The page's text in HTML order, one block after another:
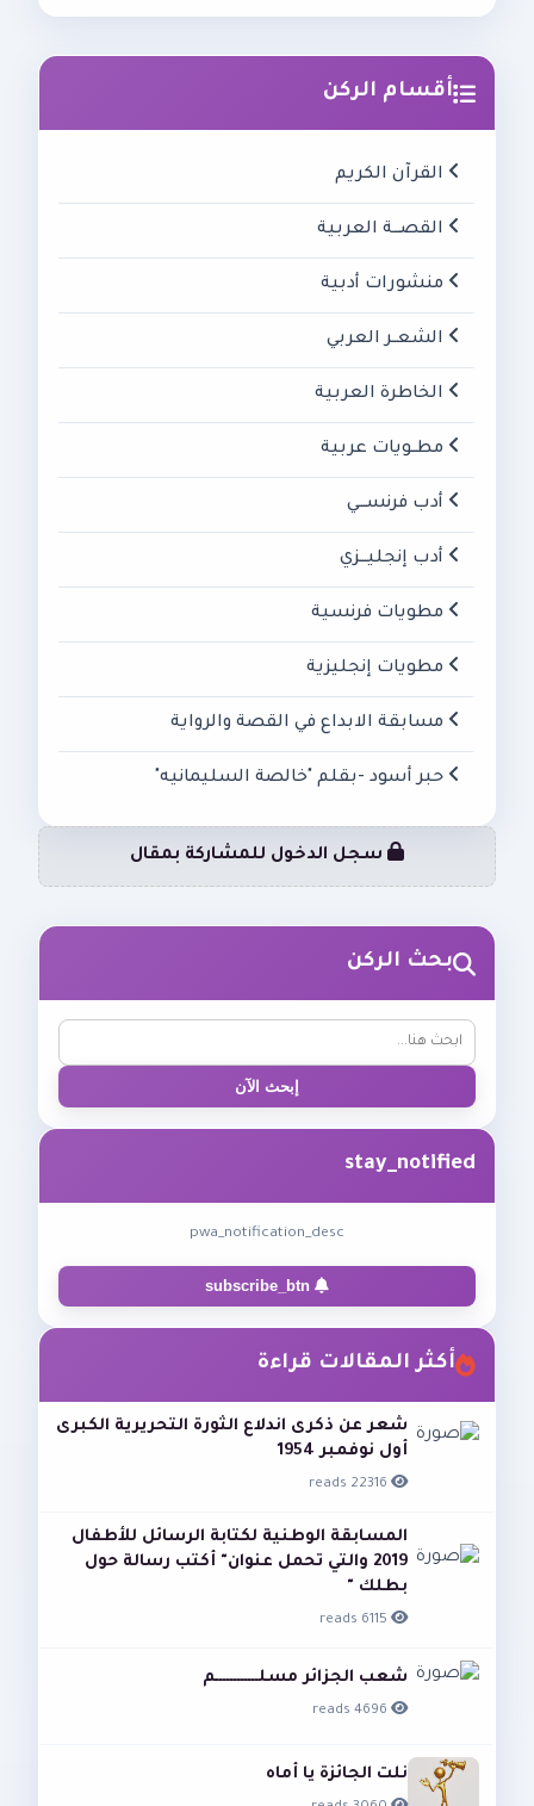
أقسام الركن
القرآن الكريم
القصـــة العربية
منشورات أدبية
الشعــر العربي
الخاطرة العربية
مطــويات عربية
أدب فرنســـي
أدب إنجليـــزي
مطويات فرنسية
مطويات إنجليزية
مسابقة الابداع في القصة والرواية
حبر أسود -بقلم "خالصة السليمانيه"
سجل الدخول للمشاركة بمقال
بحث الركن
إبحث الآن
stay_notified
pwa_notification_desc
أكثر المقالات قراءة
شعر عن ذكرى اندلاع الثورة التحريرية الكبرى
أول نوفمبر 1954
المسابقة الوطنية لكتابة الرسائل للأطفال
2019 والتي تحمل عنوان" أكتب رسالة حول
بطلك "
شعب الجزائر مسلــــــــــــم
نلت الجائزة يا أماه